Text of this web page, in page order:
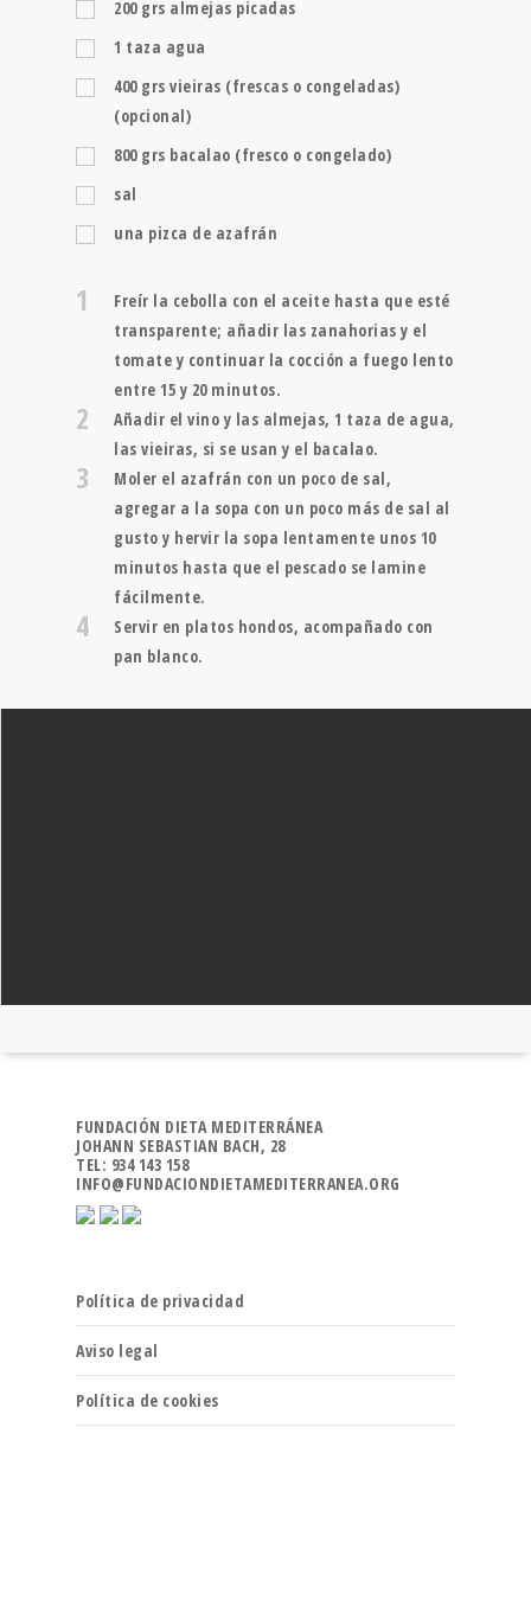
200 grs almejas picadas
1 taza agua
400 grs vieiras (frescas o congeladas)
(opcional)
800 grs bacalao (fresco o congelado)
sal
una pizca de azafrán
1
Freír la cebolla con el aceite hasta que esté
transparente; añadir las zanahorias y el
tomate y continuar la cocción a fuego lento
entre 15 y 20 minutos.
2
Añadir el vino y las almejas, 1 taza de agua,
las vieiras, si se usan y el bacalao.
3
Moler el azafrán con un poco de sal,
agregar a la sopa con un poco más de sal al
gusto y hervir la sopa lentamente unos 10
minutos hasta que el pescado se lamine
fácilmente.
4
Servir en platos hondos, acompañado con
pan blanco.
FUNDACIÓN DIETA MEDITERRÁNEA
JOHANN SEBASTIAN BACH, 28
TEL: 934 143 158
INFO@FUNDACIONDIETAMEDITERRANEA.ORG
Política de privacidad
Aviso legal
Política de cookies